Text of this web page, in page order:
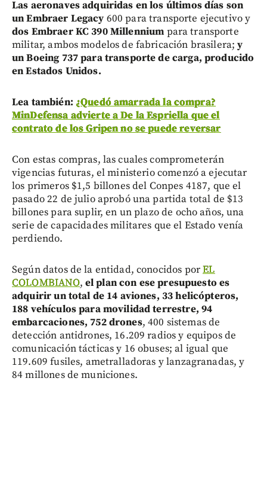
Las aeronaves adquiridas en los últimos días son
un Embraer Legacy 600 para transporte ejecutivo y
dos Embraer KC 390 Millennium para transporte
militar, ambos modelos de fabricación brasilera; y
un Boeing 737 para transporte de carga, producido
en Estados Unidos.
Lea también: ¿Quedó amarrada la compra?
MinDefensa advierte a De la Espriella que el
contrato de los Gripen no se puede reversar
Con estas compras, las cuales comprometerán
vigencias futuras, el ministerio comenzó a ejecutar
los primeros $1,5 billones del Conpes 4187, que el
pasado 22 de julio aprobó una partida total de $13
billones para suplir, en un plazo de ocho años, una
serie de capacidades militares que el Estado venía
perdiendo.
Según datos de la entidad, conocidos porEL
COLOMBIANO, el plan con ese presupuesto es
adquirir un total de 14 aviones, 33 helicópteros,
188 vehículos para movilidad terrestre, 94
embarcaciones, 752 drones, 400 sistemas de
detección antidrones, 16.209 radios y equipos de
comunicación tácticas y 16 obuses; al igual que
119.609 fusiles, ametralladoras y lanzagranadas, y
84 millones de municiones.